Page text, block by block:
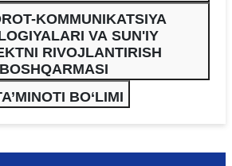
KOMMUNIKATSIYA
VA SUN'IY
RIVOJLANTIRISH
BOSHQARMASI
BO‘LIMI